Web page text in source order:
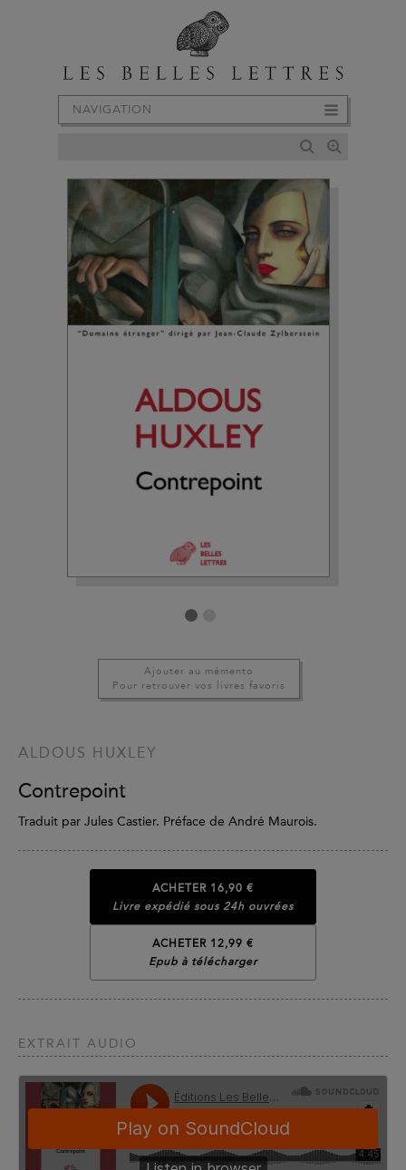
NAVIGATION
Ajouter au mémento
Pour retrouver vos livres favoris
ALDOUS HUXLEY
Contrepoint
Traduit par Jules Castier. Préface de André Maurois.
ACHETER 16,90 €
Livre expédié sous 24h ouvrées
ACHETER 12,99 €
Epub à télécharger
EXTRAIT AUDIO